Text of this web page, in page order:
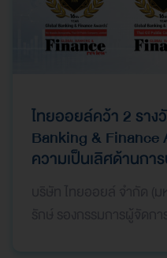
ไทยออยล์คว้า 2 ราง
Banking &
ความเป็นเลิศด้านกา